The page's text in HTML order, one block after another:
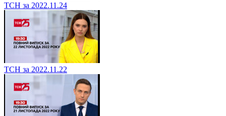
ТСН за 2022.11.24
ТСН за 2022.11.22